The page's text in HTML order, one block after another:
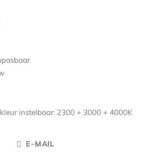
instelbaar: 2300 + 3000 + 4000K
E-MAIL